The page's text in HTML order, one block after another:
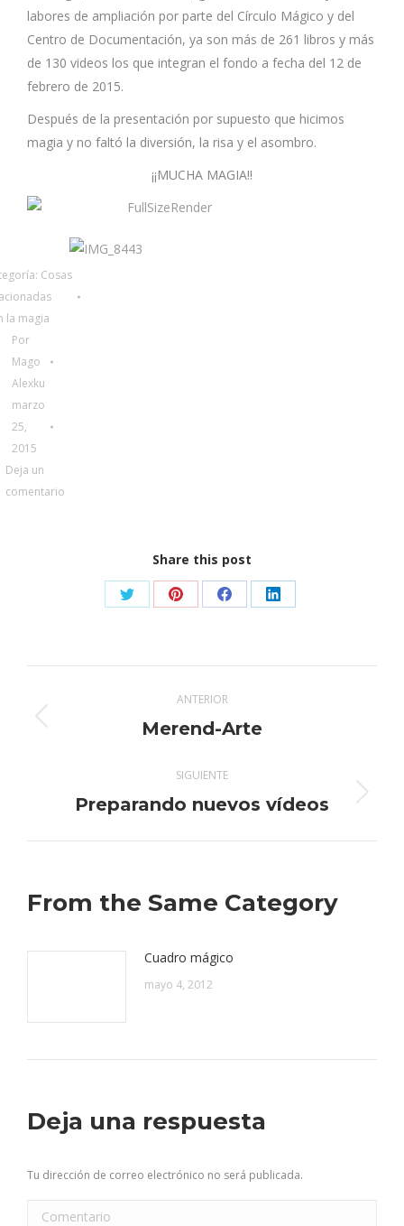
labores de ampliación por parte del Círculo Mágico y del
Centro de Documentación, ya son más de 261 libros y más
de 130 videos los que integran el fondo a fecha del 12 de
febrero de 2015.
Después de la presentación por supuesto que hicimos
magia y no faltó la diversión, la risa y el asombro.
¡¡MUCHA MAGIA!!
Cosas
la magia
Por
Mago
Alexku
marzo
25,
2015
Deja un
comentario
Share this post
Share
X
Share
Pinterest
Share
Facebook
Share
LinkedIn
entre
ANTERIOR
Publicación
Merend-Arte
SIGUIENTE
Publicación
Preparando nuevos vídeos
From the Same Category
Cuadro mágico
mayo 4, 2012
Deja una respuesta
Tu dirección de correo electrónico no será publicada.
Comentario